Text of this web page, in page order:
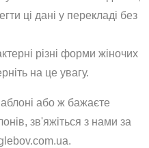
ці дані у перекладі без
різні форми жіночих
на це увагу.
або ж бажаєте
зв'яжіться з нами за